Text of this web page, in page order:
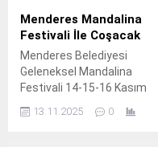
Menderes Mandalina
Festivali İle Coşacak
Menderes Belediyesi
Geleneksel Mandalina
Festivali 14-15-16 Kasım
13.11.2025 0